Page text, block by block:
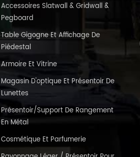
Accessoires Slatwall & Gridwall &
Pegboard
Table Gigogne Et Affichage De
Piédestal
Armoire Et Vitrine
Magasin D'optique Et Présentoir De
Lunettes
Présentoir/support De Rangement
En Métal
Cosmétique Et Parfumerie